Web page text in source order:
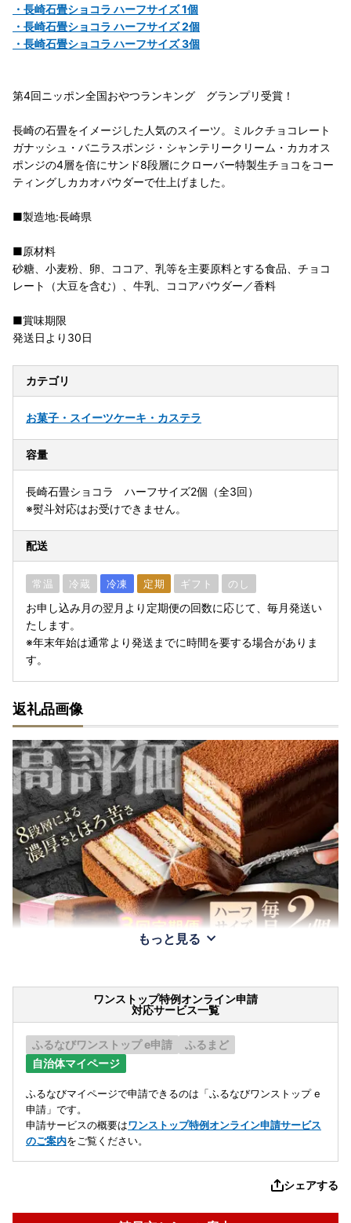
・長崎石畳ショコラ ハーフサイズ 1個
・長崎石畳ショコラ ハーフサイズ 2個
・長崎石畳ショコラ ハーフサイズ 3個
第4回ニッポン全国おやつランキング グランプリ受賞！
長崎の石畳をイメージした人気のスイーツ。ミルクチョコレート
ガナッシュ・バニラスポンジ・シャンテリークリーム・カカオス
ポンジの4層を倍にサンド8段層にクローバー特製生チョコをコー
ティングしカカオパウダーで仕上げました。
■製造地:長崎県
■原材料
砂糖、小麦粉、卵、ココア、乳等を主要原料とする食品、チョコ
レート（大豆を含む）、牛乳、ココアパウダー／香料
■賞味期限
発送日より30日
カテゴリ
お菓子・スイーツケーキ・カステラ
容量
長崎石畳ショコラ ハーフサイズ2個（全3回）
※熨斗対応はお受けできません。
配送
常温 冷蔵 冷凍 定期 ギフト のし
お申し込み月の翌月より定期便の回数に応じて、毎月発送い
たします。
※年末年始は通常より発送までに時間を要する場合がありま
す。
返礼品画像
もっと見る
ワンストップ特例オンライン申請
対応サービス一覧
ふるなびワンストップ e申請
ふるまど
自治体マイページ
ふるなびマイページで申請できるのは「ふるなびワンストップ e
申請」です。
申請サービスの概要はワンストップ特例オンライン申請サービス
のご案内をご覧ください。
シェアする